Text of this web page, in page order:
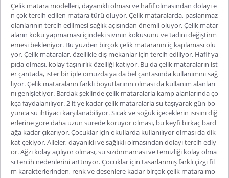
Çelik matara modelleri, dayanıklı olması ve hafif olmasından dolayı e
n çok tercih edilen matara türü oluyor. Çelik mataralarda, paslanmaz
olanlarının tercih edilmesi sağlık açısından önemli oluyor. Çelik matar
aların koku yapmaması içindeki sıvının kokusunu ve tadını değiştirm
emesi bekleniyor. Bu yüzden birçok çelik mataranın iç kaplaması olu
yor. Çelik mataralar, özellikle dış mekanlar için tercih ediliyor. Hafif ya
pıda olması, kolay taşınırlık özelliği katıyor. Bu da çelik mataraların ist
er çantada, ister bir iple omuzda ya da bel çantasında kullanımını sağ
lıyor. Çelik mataraların farklı boyutlarının olması da kullanım alanları
nı genişletiyor. Bardak şeklinde çelik mataralarla kamp alanlarında ço
kça faydalanılıyor. 2 lt ye kadar çelik mataralarla su taşıyarak gün bo
yunca su ihtiyacı karşılanabiliyor. Sıcak ve soğuk içeceklerin ısısını diğ
erlerine göre daha uzun sürede koruyor olması, bu keyfi birkaç bard
ağa kadar çıkarıyor. Çocuklar için okullarda kullanılıyor olması da dik
kat çekiyor. Aileler, dayanıklı ve sağlıklı olmasından dolayı tercih ediy
or. Ağzı kolay açılıyor olması, su sızdırmaması ve temizliği kolay olma
sı tercih nedenlerini arttırıyor. Çocuklar için tasarlanmış farklı çizgi fil
m karakterlerinden, renk ve desenlere kadar birçok çelik matara mo